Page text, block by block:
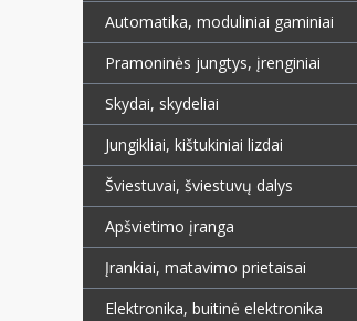
Automatika, moduliniai gaminiai
Pramoninės jungtys, įrenginiai
Skydai, skydeliai
Jungikliai, kištukiniai lizdai
Šviestuvai, šviestuvų dalys
Apšvietimo įranga
Įrankiai, matavimo prietaisai
Elektronika, buitinė elektronika